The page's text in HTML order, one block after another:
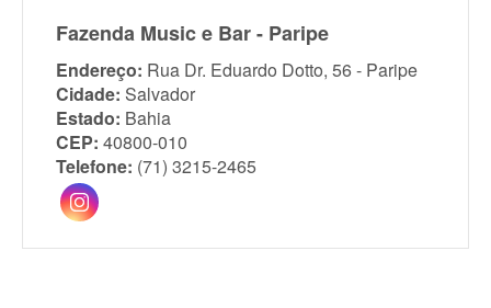
Fazenda Music e Bar - Paripe
Endereço: Rua Dr. Eduardo Dotto, 56 - Paripe
Cidade: Salvador
Estado: Bahia
CEP: 40800-010
Telefone: (71) 3215-2465